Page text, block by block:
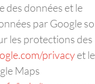
des données et le
par Google
les protections des
privacyet
Maps